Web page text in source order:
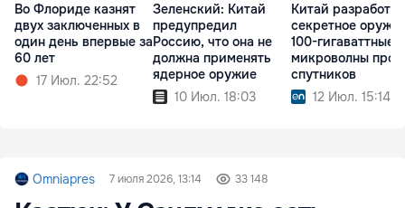
Во Флориде казнят
двух заключенных в
один день впервые за
60 лет
17 Июл. 22:52
Зеленский: Китай
предупредил
Россию, что она не
должна применять
ядерное оружие
10 Июл. 18:03
Китай разработал
секретное
100-гигаваттные
микроволны
спутников
12 Июл. 15:14
Omniapres 7 июля 2026, 13:14 33 148